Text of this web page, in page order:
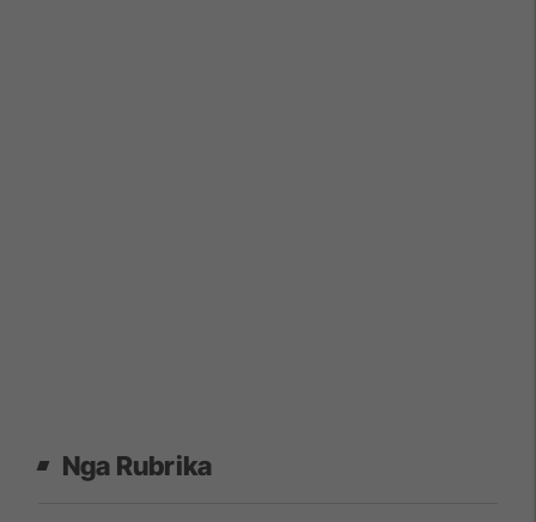
Nga Rubrika